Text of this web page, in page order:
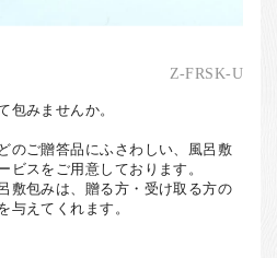
Z-FRSK-U
包みませんか。
のご贈答品にふさわしい、風呂敷
ビスをご用意しております。
敷包みは、贈る方・受け取る方の
与えてくれます。